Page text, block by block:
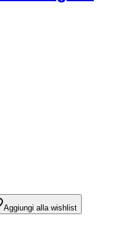
Aggiungi alla wishlist